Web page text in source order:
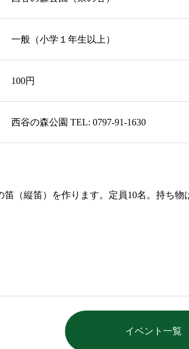
一般（小学１年生以上）
100円
西谷の森公園 TEL: 0797-91-1630
（縦笛）を作ります。定員10名。持ち物
イベント一覧